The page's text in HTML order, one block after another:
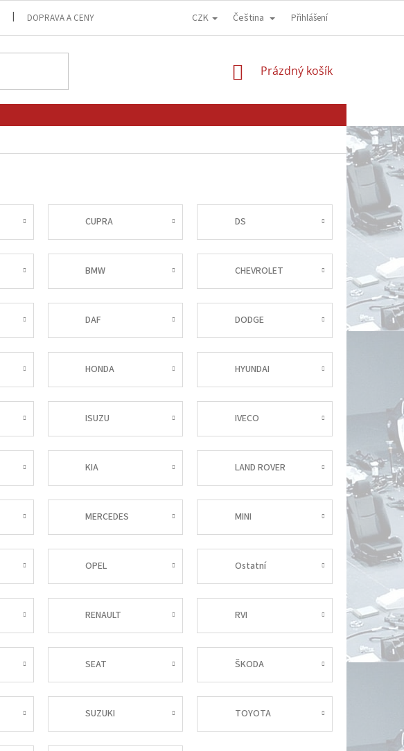
DOPRAVA A CENY OBCHODNÍ PODMÍNKY GDPR - OCHRANA OSOBNÍCH ÚDAJŮ
CZK Čeština Přihlášení
NÁKUPNÍ
Prázdný košík
CUPRA DS
BMW CHEVROLET
DAF DODGE
HONDA HYUNDAI
ISUZU IVECO
KIA LAND ROVER
MERCEDES MINI
OPEL Ostatní
RENAULT RVI
SEAT ŠKODA
SUZUKI TOYOTA